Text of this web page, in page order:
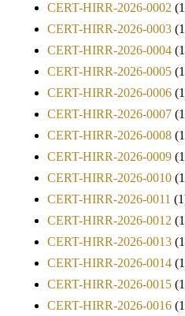
CERT-HIRR-2026-0002
CERT-HIRR-2026-0003
CERT-HIRR-2026-0004
CERT-HIRR-2026-0005
CERT-HIRR-2026-0006
CERT-HIRR-2026-0007
CERT-HIRR-2026-0008
CERT-HIRR-2026-0009
CERT-HIRR-2026-0010
CERT-HIRR-2026-0011
CERT-HIRR-2026-0012
CERT-HIRR-2026-0013
CERT-HIRR-2026-0014
CERT-HIRR-2026-0015
CERT-HIRR-2026-0016